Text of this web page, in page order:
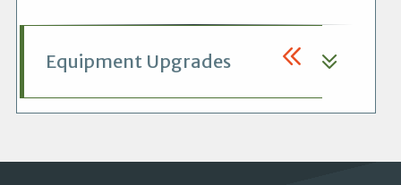
Equipment Upgrades